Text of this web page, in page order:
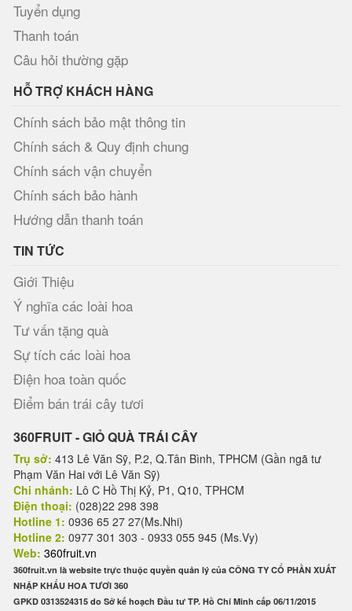
Tuyển dụng
Thanh toán
Câu hỏi thường gặp
HỖ TRỢ KHÁCH HÀNG
Chính sách bảo mật thông tin
Chính sách & Quy định chung
Chính sách vận chuyển
Chính sách bảo hành
Hướng dẫn thanh toán
TIN TỨC
Giới Thiệu
Ý nghĩa các loài hoa
Tư vấn tặng quà
Sự tích các loài hoa
Điện hoa toàn quốc
Điểm bán trái cây tươi
360FRUIT - GIỎ QUÀ TRÁI CÂY
Trụ sở: 413 Lê Văn Sỹ, P.2, Q.Tân Bình, TPHCM (Gần ngã tư
Phạm Văn Hai với Lê Văn Sỹ)
Chi nhánh: Lô C Hồ Thị Kỷ, P1, Q10, TPHCM
Điện thoại: (028)22 298 398
Hotline 1: 0936 65 27 27(Ms.Nhi)
Hotline 2: 0977 301 303 - 0933 055 945 (Ms.Vy)
Web: 360fruit.vn
360fruit.vn là website trực thuộc quyền quản lý của CÔNG TY CỔ PHẦN XUẤT
NHẬP KHẨU HOA TƯƠI 360
GPKD 0313524315 do Sở kế hoạch Đầu tư TP. Hồ Chí Minh cấp 06/11/2015